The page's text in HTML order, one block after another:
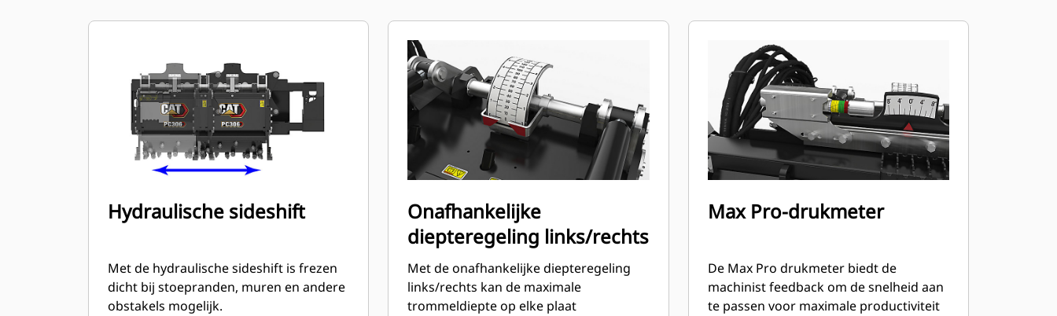
werkzaamheden waarbij het gebruik
Hydraulische sideshift
Met de hydraulische sideshift is frezen
dicht bij stoepranden, muren en andere
obstakels mogelijk.
Onafhankelijke
diepteregeling links/rechts
Met de onafhankelijke diepteregeling
links/rechts kan de maximale
trommeldiepte op elke plaat
Max Pro-drukmeter
De Max Pro drukmeter biedt de
machinist feedback om de snelheid aan
te passen voor maximale productiviteit